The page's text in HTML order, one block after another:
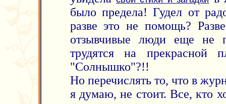
было предела! Гудел от
разве это не помощь?
отзывчивые люди еще не
трудятся на прекрасной
"Солнышко"?!!
Но перечислять то, что в
я думаю, не стоит. Все, кто